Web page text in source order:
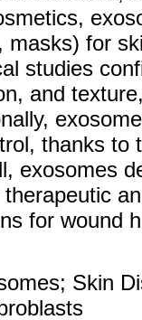
masks) for
studies
and
thanks to
exosomes
for wound
Skin